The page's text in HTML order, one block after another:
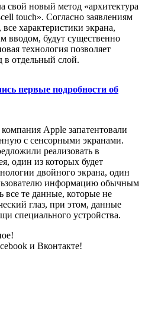
свой новый метод «архитектура
touch». Согласно заявлениям
характеристики экрана,
вводом, будут существенно
технология позволяет
в отдельный слой.
первые подробности об
Apple запатентовали
с сенсорными экранами.
реализовать в
один из которых будет
двойного экрана, один
информацию обычным
все те данные, которые не
глаз, при этом, данные
специального устройства.
и Вконтакте!